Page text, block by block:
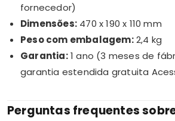
fornecedor)
Dimensões: 470 x 190 x 110 mm
Peso com embalagem:2,4 kg
Garantia:1 ano (3 meses de
garantia estendida gratuita
Perguntas frequentes